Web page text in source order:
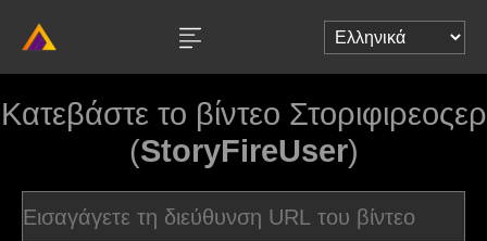
Κατεβάστε το βίντεο Στοριφιρεοςερ
(StoryFireUser)